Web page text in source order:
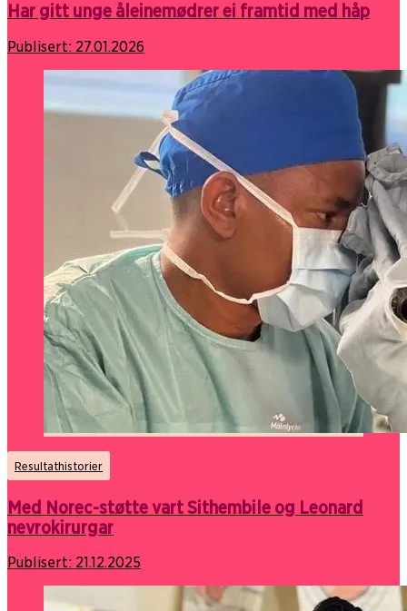
Har gitt unge åleinemødrer ei framtid med håp
Publisert: 27.01.2026
Resultathistorier
Med Norec-støtte vart Sithembile og Leonard
nevrokirurgar
Publisert: 21.12.2025